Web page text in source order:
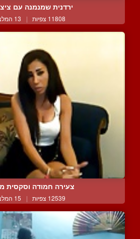
ירדנית שמנמנה עם
11808 צפיות | 13 המלצות
צעירה חמודה וסקסית
12539 צפיות | 15 המלצות